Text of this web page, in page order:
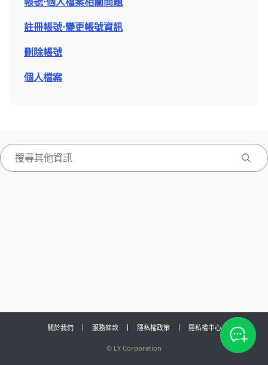
註冊帳號⋅變更帳號資訊
刪除帳號
個人檔案
關於我們 服務條款 隱私權政策 隱私權中心
© LY Corporation